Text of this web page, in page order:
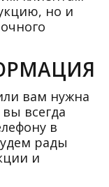
но и
вам нужна
всегда
в
рады
и